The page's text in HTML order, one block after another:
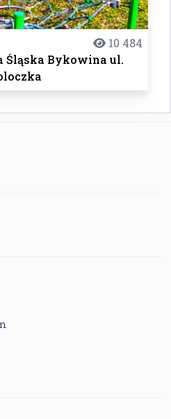
10 484
Śląska Bykowina ul.